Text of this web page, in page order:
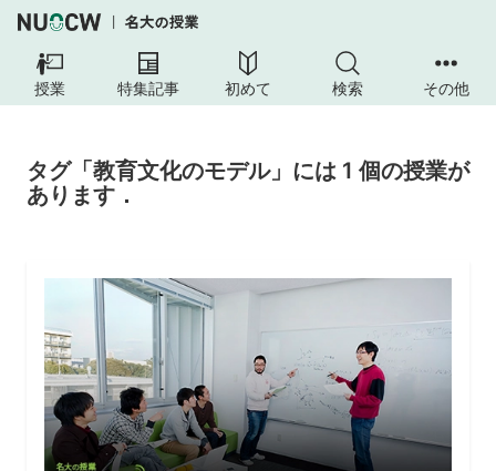
授業 特集記事 初めて 検索 その他
タグ「教育文化のモデル」には 1 個の授業が
あります．